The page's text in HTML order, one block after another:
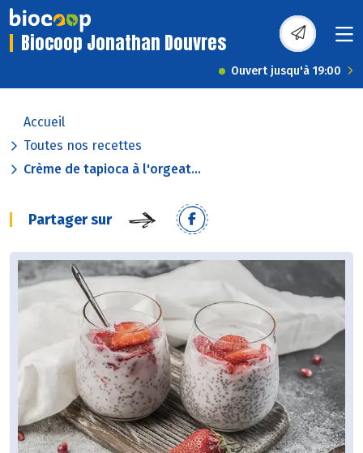
Biocoop Jonathan Douvres
Ouvert jusqu'à 19:00
Accueil
Toutes nos recettes
Crème de tapioca à l'orgeat...
Partager sur